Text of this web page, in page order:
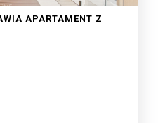
APARTAMENT Z